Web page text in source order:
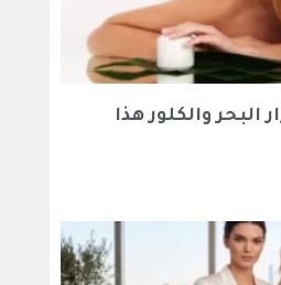
والكلور هذا